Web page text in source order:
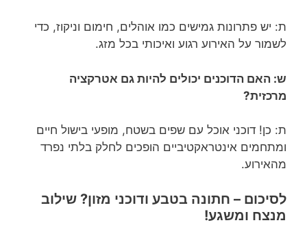
ת: יש פתרונות גמישים כמו אוהלים, חימום וניקוז, כדי
לשמור על האירוע רגוע ואיכותי בכל מזג.
ש: האם הדוכנים יכולים להיות גם אטרקציה
מרכזית?
ת: כן! דוכני אוכל עם שפים בשטח, מופעי בישול חיים
ומתחמים אינטראקטיביים הופכים לחלק בלתי נפרד
מהאירוע.
לסיכום – חתונה בטבע ודוכני מזון? שילוב
מנצח ומשגע!